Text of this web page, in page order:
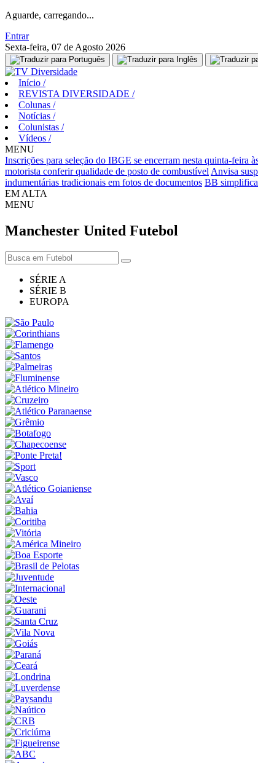
Aguarde, carregando...
Entrar
Sexta-feira, 07 de Agosto 2026
Início /
REVISTA DIVERSIDADE /
Colunas /
Notícias /
Colunistas /
Vídeos /
MENU
Inscrições para seleção do IBGE se encerram nesta quinta-feira
motorista conferir qualidade de posto de combustível Anvisa
indumentárias tradicionais em fotos de documentos BB simplifica
EM ALTA
MENU
Manchester United Futebol
SÉRIE A
SÉRIE B
EUROPA